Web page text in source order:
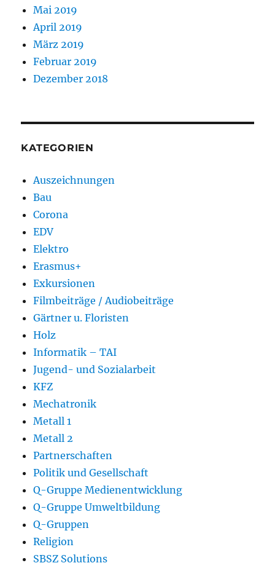
Mai 2019
April 2019
März 2019
Februar 2019
Dezember 2018
KATEGORIEN
Auszeichnungen
Bau
Corona
EDV
Elektro
Erasmus+
Exkursionen
Filmbeiträge / Audiobeiträge
Gärtner u. Floristen
Holz
Informatik – TAI
Jugend- und Sozialarbeit
KFZ
Mechatronik
Metall 1
Metall 2
Partnerschaften
Politik und Gesellschaft
Q-Gruppe Medienentwicklung
Q-Gruppe Umweltbildung
Q-Gruppen
Religion
SBSZ Solutions